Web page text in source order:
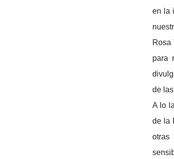
en la
Rosa
para
de
A lo
de la
otras